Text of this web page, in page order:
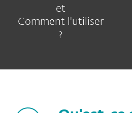
et
Comment l'utiliser
?